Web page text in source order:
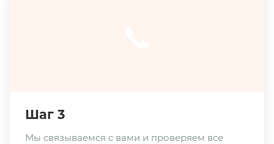
Шаг 3
Мы связываемся с вами и проверяем все